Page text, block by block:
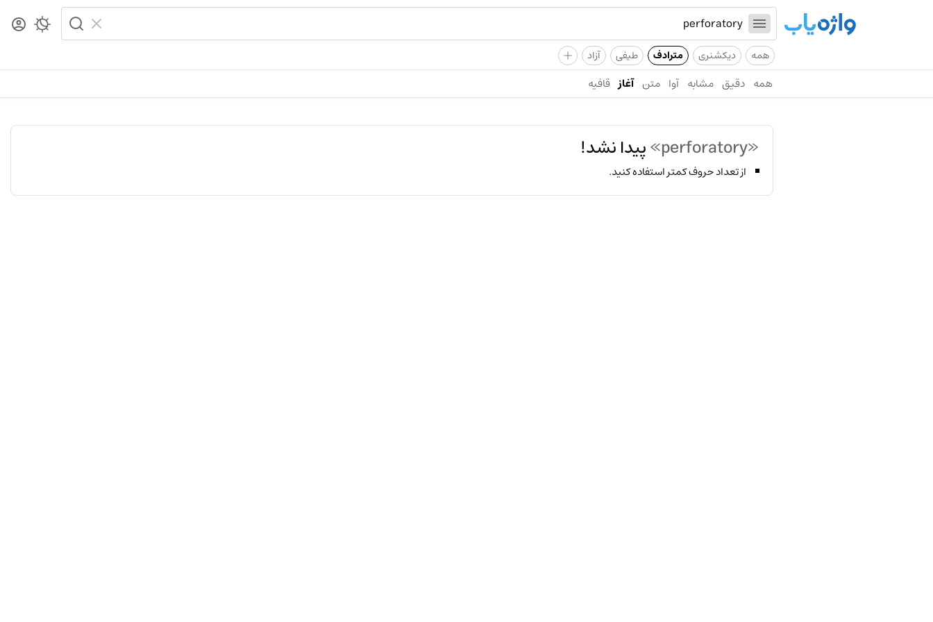
همه دیکشنری مترادف طیفی آزاد +
همه دقیق مشابه آوا متن آغاز قافیه
«perforatory» پیدا نشد!
از تعداد حروف کمتر استفاده کنید.